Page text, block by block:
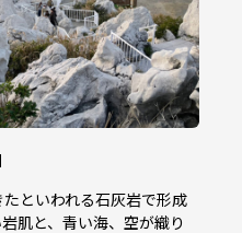
といわれる石灰岩で形成
肌と、青い海、空が織り